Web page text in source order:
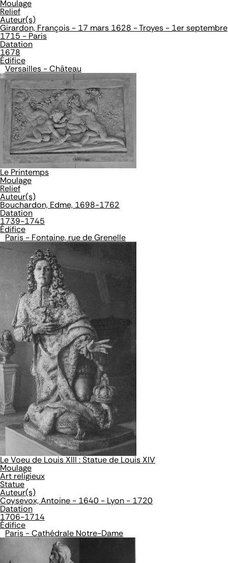
Moulage
Relief
Auteur(s)
Girardon, François - 17 mars 1628 - Troyes - 1er septembre
1715 - Paris
Datation
1678
Édifice
Versailles - Château
Le Printemps
Moulage
Relief
Auteur(s)
Bouchardon, Edme, 1698-1762
Datation
1739-1745
Édifice
Paris - Fontaine, rue de Grenelle
Le Voeu de Louis XIII : Statue de Louis XIV
Moulage
Art religieux
Statue
Auteur(s)
Coysevox, Antoine - 1640 - Lyon - 1720
Datation
1706-1714
Édifice
Paris - Cathédrale Notre-Dame